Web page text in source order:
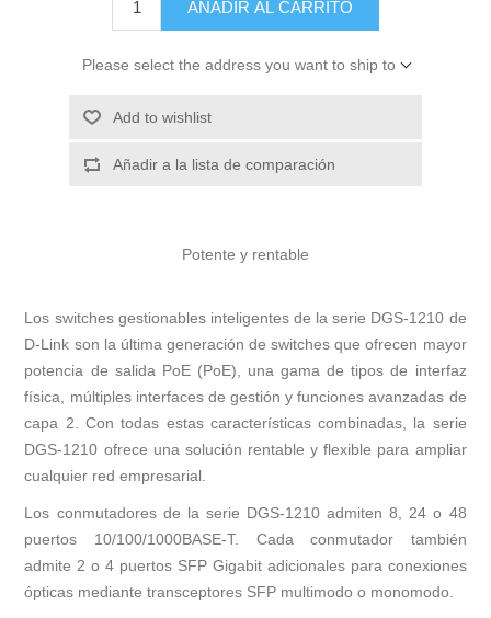
AÑADIR AL CARRITO
Please select the address you want to ship to
Add to wishlist
Añadir a la lista de comparación
Potente y rentable
Los switches gestionables inteligentes de la serie DGS-1210 de
D-Link son la última generación de switches que ofrecen mayor
potencia de salida PoE (PoE), una gama de tipos de interfaz
física, múltiples interfaces de gestión y funciones avanzadas de
capa 2. Con todas estas características combinadas, la serie
DGS-1210 ofrece una solución rentable y flexible para ampliar
cualquier red empresarial.
Los conmutadores de la serie DGS-1210 admiten 8, 24 o 48
puertos 10/100/1000BASE-T. Cada conmutador también
admite 2 o 4 puertos SFP Gigabit adicionales para conexiones
ópticas mediante transceptores SFP multimodo o monomodo.